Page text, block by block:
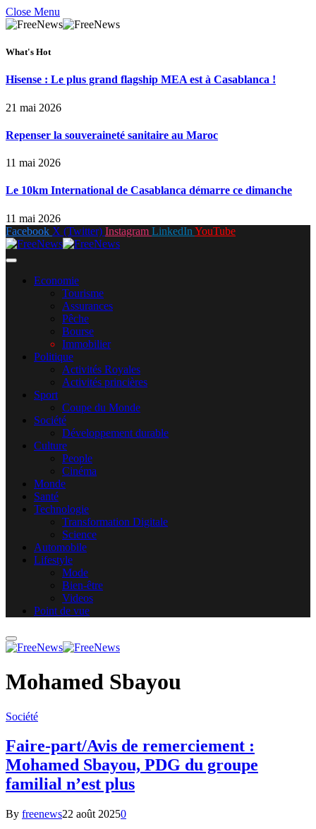
Close Menu
What's Hot
Hisense : Le plus grand flagship MEA est à Casablanca !
21 mai 2026
Repenser la souveraineté sanitaire au Maroc
11 mai 2026
Le 10km International de Casablanca démarre ce dimanche
11 mai 2026
Facebook X (Twitter) Instagram LinkedIn YouTube
Economie
Tourisme
Assurances
Pêche
Bourse
Immobilier
Politique
Activités Royales
Activités princières
Sport
Coupe du Monde
Société
Développement durable
Culture
People
Cinéma
Monde
Santé
Technologie
Transformation Digitale
Science
Automobile
Lifestyle
Mode
Bien-être
Videos
Point de vue
Mohamed Sbayou
Société
Faire-part/Avis de remerciement :
Mohamed Sbayou, PDG du groupe
familial n’est plus
By freenews22 août 20250